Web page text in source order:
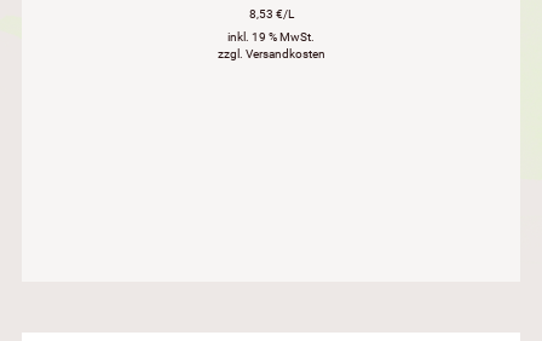
8,53 €/L
inkl. 19 % MwSt.
zzgl. Versandkosten